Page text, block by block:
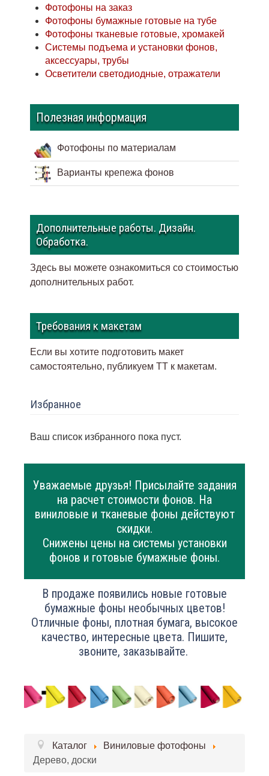
Фотофоны на заказ
Фотофоны бумажные готовые на тубе
Фотофоны тканевые готовые, хромакей
Системы подъема и установки фонов,
аксессуары, трубы
Осветители светодиодные, отражатели
Полезная информация
Фотофоны по материалам
Варианты крепежа фонов
Дополнительные работы. Дизайн.
Обработка.
Здесь вы можете ознакомиться со стоимостью
дополнительных работ.
Требования к макетам
Если вы хотите подготовить макет
самостоятельно, публикуем ТТ к макетам.
Избранное
Ваш список избранного пока пуст.
Уважаемые друзья! Присылайте задания
на расчет стоимости фонов. На
виниловые и тканевые фоны действуют
скидки.
Снижены цены на системы установки
фонов и готовые бумажные фоны.
В продаже появились новые готовые
бумажные фоны необычных цветов!
Отличные фоны, плотная бумага, высокое
качество, интересные цвета. Пишите,
звоните, заказывайте.
Каталог
Виниловые фотофоны
Дерево, доски